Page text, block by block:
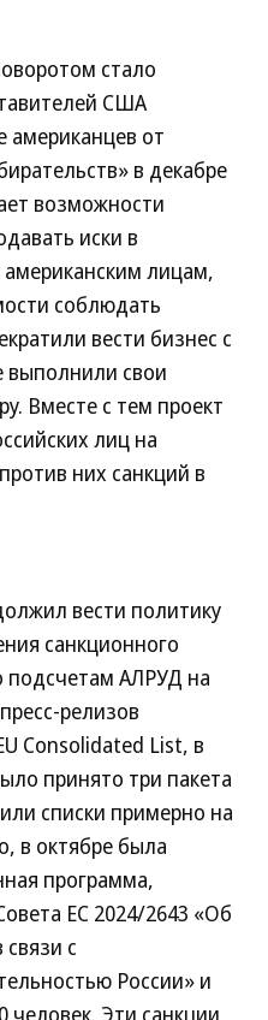
стало
США
американцев от
в декабре
возможности
иски в
лицам,
соблюдать
вести бизнес с
выполнили свои
Вместе с тем проект
лиц на
них санкций в
вести политику
санкционного
подсчетам АЛРУД на
релизов
Consolidated List, в
принято три пакета
списки примерно на
в октябре была
программа,
ЕС 2024/2643 «Об
с
России» и